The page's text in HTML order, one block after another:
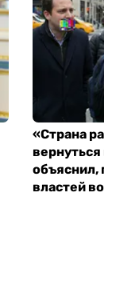
«Страна
вернуться
объяснил,
властей